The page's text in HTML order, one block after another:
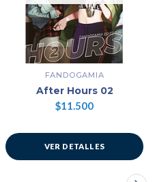
FANDOGAMIA
After Hours 02
$11.500
VER DETALLES